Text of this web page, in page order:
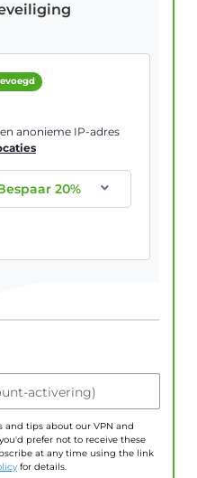
anonieme IP-adres
20%
activering)
and tips about our VPN and
prefer not to receive these
at any time using the link
for details.